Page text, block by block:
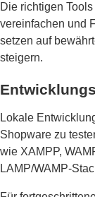
Die richtigen
vereinfachen und
setzen auf
steigern.
Lokale
Shopware zu
wie XAMPP,
LAMP/WAMP-